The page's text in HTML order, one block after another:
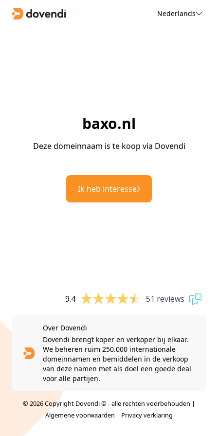
Nederlands
baxo.nl
Deze domeinnaam is te koop via Dovendi
Ik heb interesse
9.4 51 reviews
Over Dovendi
Dovendi brengt koper en verkoper bij elkaar.
We beheren ruim 250.000 internationale
domeinnamen en bemiddelen in de verkoop
van deze namen met als doel een goede deal
voor alle partijen.
© 2026 Copyright Dovendi © - alle rechten voorbehouden |
Algemene voorwaarden | Privacy verklaring